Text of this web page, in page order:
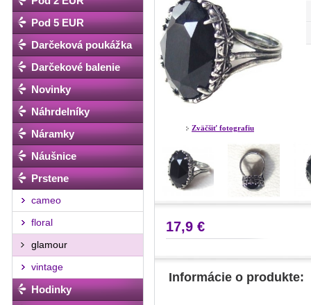
Pod 5 EUR
Darčeková poukážka
Darčekové balenie
Novinky
Náhrdelníky
Náramky
Náušnice
Prstene
cameo
floral
glamour
vintage
Hodinky
Zväčšiť fotografiu
17,9 €
Informácie o produkte: